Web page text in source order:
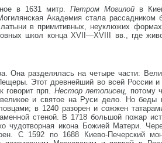
в 1631 митр. Петром Могилой в
Академия стала рассадником
латыни в примитивных, неуклюжих
школ конца XVII—XVIII вв., где
Она разделялась на четыре части:
Этот древнейший во всей России и
говорит прп. Нестор летописец, потому
и святое на Руси дело. Но беды
в 1240 разорен и сожжен
стеной. В 1718 большой пожар
чудотворная икона Божией Матери.
С 1592 по 1688 Киево-Печерский